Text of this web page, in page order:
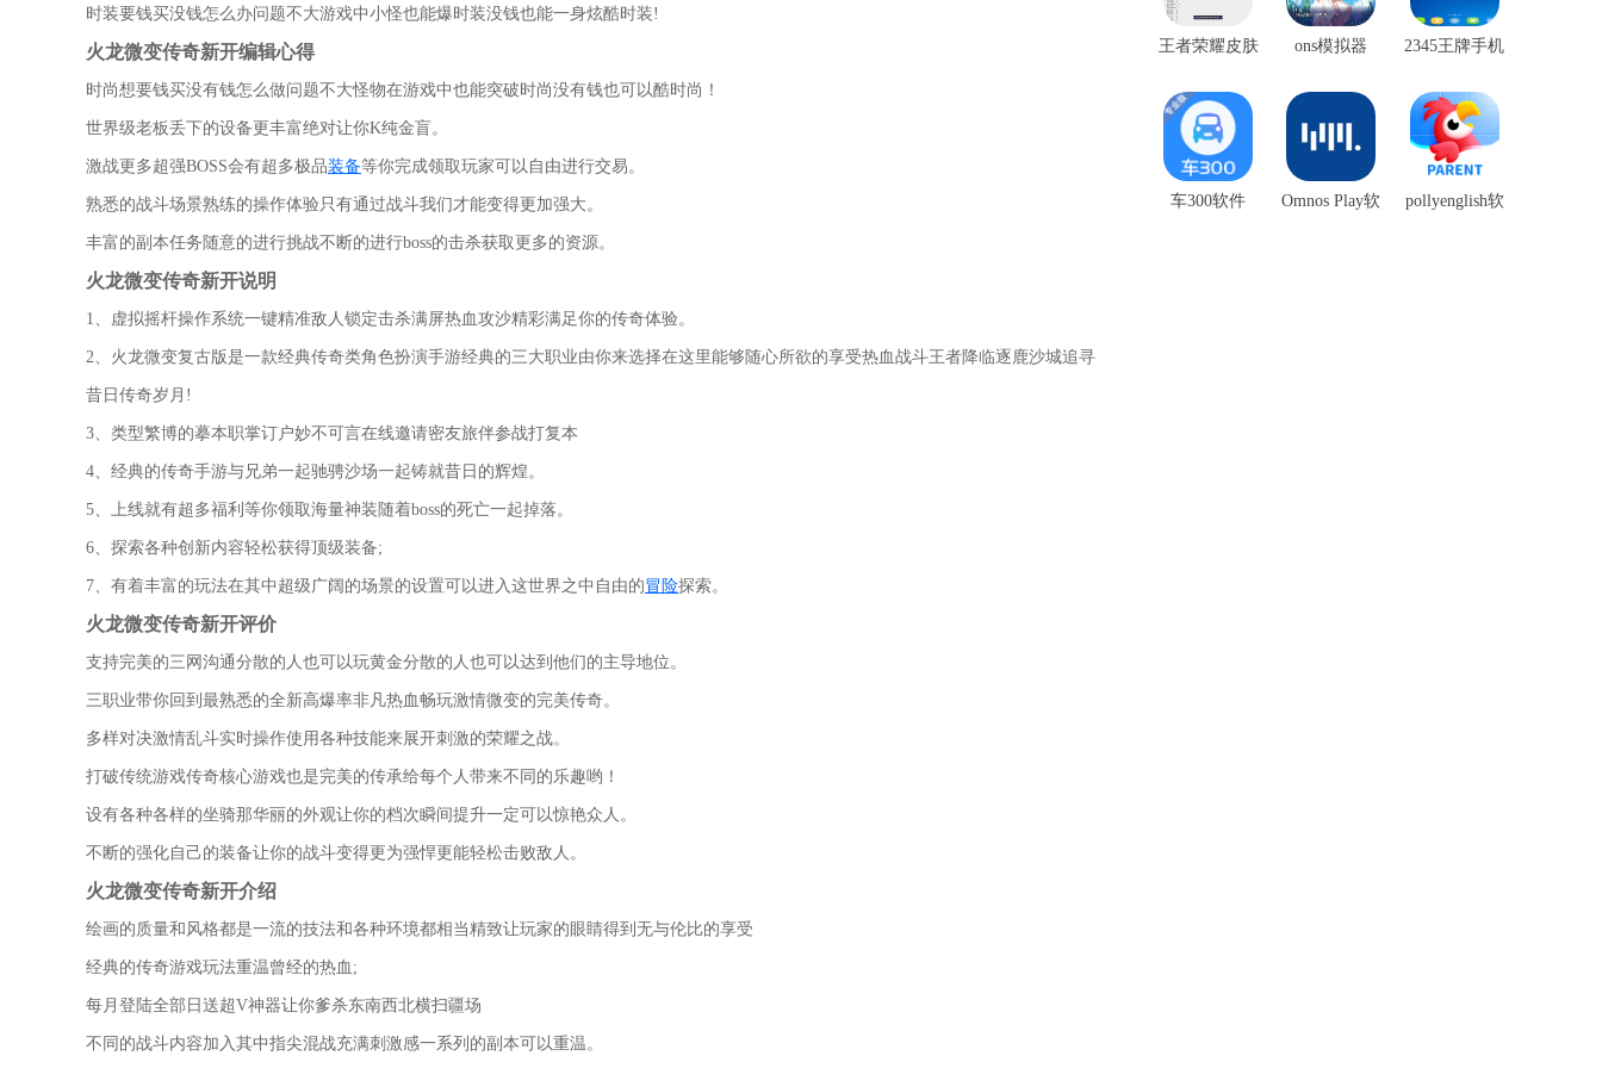
时装要钱买没钱怎么办问题不大游戏中小怪也能爆时装没钱也能一身炫酷时装!
火龙微变传奇新开编辑心得
时尚想要钱买没有钱怎么做问题不大怪物在游戏中也能突破时尚没有钱也可以酷时尚！
世界级老板丢下的设备更丰富绝对让你K纯金盲。
激战更多超强BOSS会有超多极品装备等你完成领取玩家可以自由进行交易。
熟悉的战斗场景熟练的操作体验只有通过战斗我们才能变得更加强大。
丰富的副本任务随意的进行挑战不断的进行boss的击杀获取更多的资源。
火龙微变传奇新开说明
1、虚拟摇杆操作系统一键精准敌人锁定击杀满屏热血攻沙精彩满足你的传奇体验。
2、火龙微变复古版是一款经典传奇类角色扮演手游经典的三大职业由你来选择在这里能够随心所欲的享受热血战斗王者降临逐鹿沙城追寻
昔日传奇岁月!
3、类型繁博的摹本职掌订户妙不可言在线邀请密友旅伴参战打复本
4、经典的传奇手游与兄弟一起驰骋沙场一起铸就昔日的辉煌。
5、上线就有超多福利等你领取海量神装随着boss的死亡一起掉落。
6、探索各种创新内容轻松获得顶级装备;
7、有着丰富的玩法在其中超级广阔的场景的设置可以进入这世界之中自由的冒险探索。
火龙微变传奇新开评价
支持完美的三网沟通分散的人也可以玩黄金分散的人也可以达到他们的主导地位。
三职业带你回到最熟悉的全新高爆率非凡热血畅玩激情微变的完美传奇。
多样对决激情乱斗实时操作使用各种技能来展开刺激的荣耀之战。
打破传统游戏传奇核心游戏也是完美的传承给每个人带来不同的乐趣哟！
设有各种各样的坐骑那华丽的外观让你的档次瞬间提升一定可以惊艳众人。
不断的强化自己的装备让你的战斗变得更为强悍更能轻松击败敌人。
火龙微变传奇新开介绍
绘画的质量和风格都是一流的技法和各种环境都相当精致让玩家的眼睛得到无与伦比的享受
经典的传奇游戏玩法重温曾经的热血;
每月登陆全部日送超V神器让你爹杀东南西北横扫疆场
不同的战斗内容加入其中指尖混战充满刺激感一系列的副本可以重温。
王者荣耀皮肤
ons模拟器
2345王牌手机
车300软件
Omnos Play软
pollyenglish软